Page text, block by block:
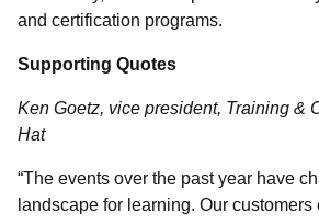
and certification programs.
Supporting Quotes
Ken Goetz, vice president, Training &
Hat
“The events over the past year have
landscape for learning. Our